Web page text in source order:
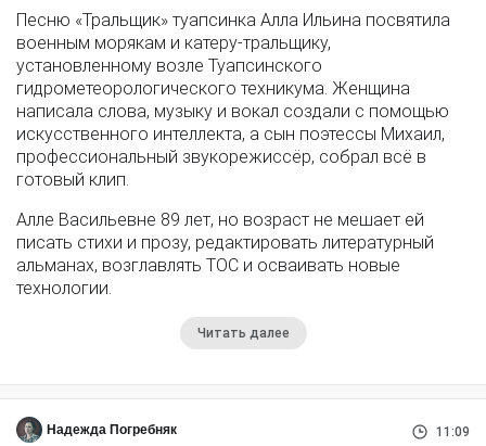
Песню «Тральщик» туапсинка Алла Ильина посвятила
военным морякам и катеру-тральщику,
установленному возле Туапсинского
гидрометеорологического техникума. Женщина
написала слова, музыку и вокал создали с помощью
искусственного интеллекта, а сын поэтессы Михаил,
профессиональный звукорежиссёр, собрал всё в
готовый клип.
Алле Васильевне 89 лет, но возраст не мешает ей
писать стихи и прозу, редактировать литературный
альманах, возглавлять ТОС и осваивать новые
технологии.
Читать далее
Надежда Погребняк 11:09